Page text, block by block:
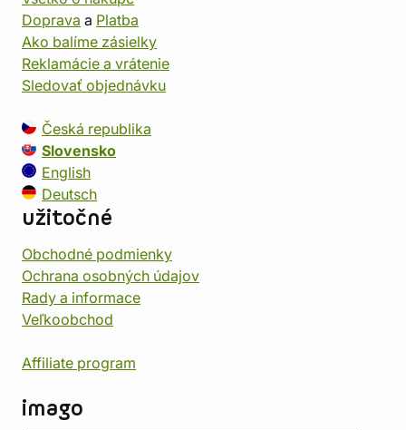
Doprava a Platba
Ako balíme zásielky
Reklamácie a vrátenie
Sledovať objednávku
Česká republika
Slovensko
English
Deutsch
užitočné
Obchodné podmienky
Ochrana osobných údajov
Rady a informace
Veľkoobchod
Affiliate program
imago